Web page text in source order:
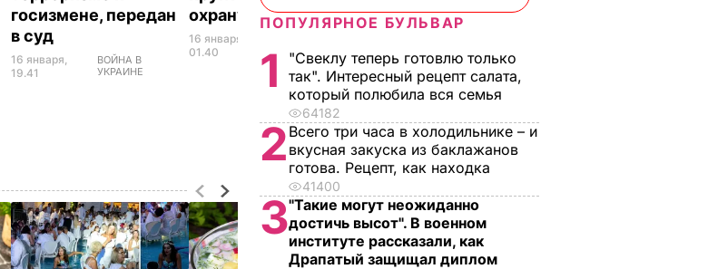
госизмене, передан
в суд
16 января,
19.41
ВОЙНА В
УКРАИНЕ
охрану
16 января,
01.40
УКРАИНЕ
преследуются на
политическим
мотивам, но хотят
свидетельствовать в
суде
10 января, 12.52 ПОЛИТИКА
ПОПУЛЯРНОЕ БУЛЬВАР
1
"Свеклу теперь готовлю только
так". Интересный рецепт салата,
который полюбила вся семья
64182
2 Всего три часа в холодильнике – и
вкусная закуска из баклажанов
готова. Рецепт, как находка
41400
3"Такие могут неожиданно
достичь высот". В военном
институте рассказали, как
Драпатый защищал диплом